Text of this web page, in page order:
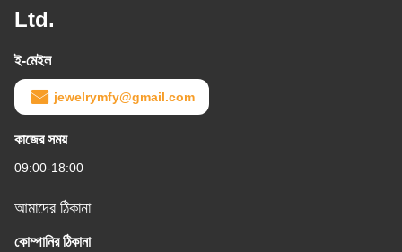
Ltd.
ই-মেইল
jewelrymfy@gmail.com
কাজের সময়
09:00-18:00
আমাদের ঠিকানা
কোম্পানির ঠিকানা